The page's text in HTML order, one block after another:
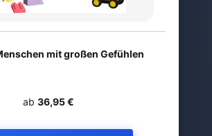
mit großen Gefühlen
ab 36,95 €